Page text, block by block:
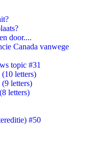
door....
Canada vanwege
topic #31
letters)
letters)
letters)
#50